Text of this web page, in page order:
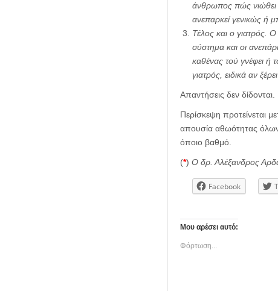
άνθρωπος πώς νιώθει
ανεπαρκεί γενικώς ή
Τέλος και ο γιατρός.
σύστημα και οι
καθένας τού γνέφει ή
γιατρός, ειδικά αν
Απαντήσεις δεν δίδονται.
Περίσκεψη προτείνεται
απουσία αθωότητας όλων
όποιο βαθμό.
(*) Ο δρ. Αλέξανδρος
Facebook
Μου αρέσει αυτό:
Φόρτωση...